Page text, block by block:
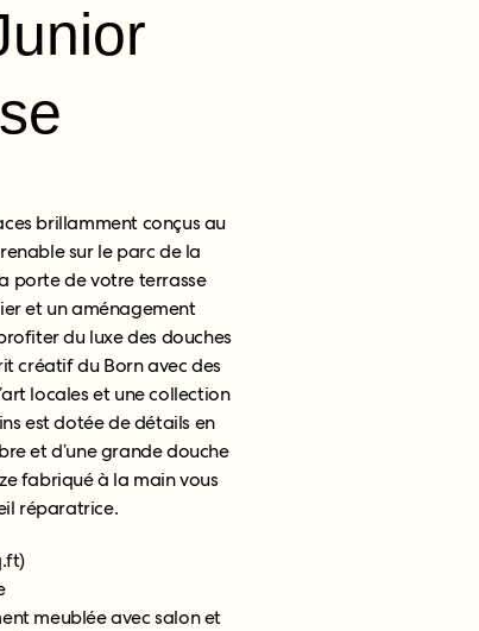
brillamment conçus au
sur le parc de la
porte de votre terrasse
et un aménagement
du luxe des douches
créatif du Born avec des
locales et une collection
est dotée de détails en
et d’une grande douche
fabriqué à la main vous
réparatrice.
meublée avec salon et